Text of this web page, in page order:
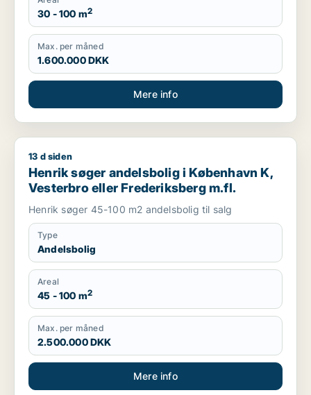
30 - 100 m2
Max. per måned
1.600.000 DKK
Mere info
Henrik søger andelsbolig i København K, Vesterbro eller
13 d siden
Henrik søger andelsbolig i København K,
Vesterbro eller Frederiksberg m.fl.
Henrik søger 45-100 m2 andelsbolig til salg
Type
Andelsbolig
Areal
45 - 100 m2
Max. per måned
2.500.000 DKK
Mere info